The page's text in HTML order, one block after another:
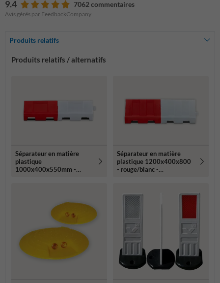
9.4 7062 commentaires
Avis gérés par FeedbackCompany
Produits relatifs
Produits relatifs / alternatifs
Séparateur en matière
plastique
1000x400x550mm -
Séparateur en matière
plastique 1200x400x800
- rouge/blanc -